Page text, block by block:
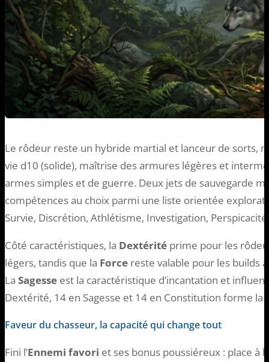
Le rôdeur reste un hybride martial et lanceur de sorts,
vie d10 (solide), maîtrise des armures légères et
armes simples et de guerre. Deux jets de sauvegarde
compétences au choix parmi une liste orientée
Survie, Discrétion, Athlétisme, Investigation,
Côté caractéristiques, la Dextérité prime pour les
légers, tandis que la Force reste valable pour les builds
La Sagesse est la caractéristique d’incantation et
Dextérité, 14 en Sagesse et 14 en Constitution forme la
Faveur du chasseur, la capacité qui change tout
Fini l’Ennemi favori et ses bonus poussiéreux : place à